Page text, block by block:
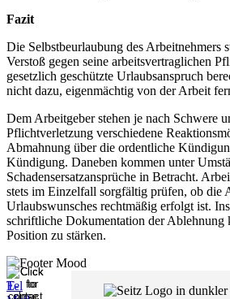
Fazit
Die Selbstbeurlaubung des Arbeitnehmers
Verstoß gegen seine arbeitsvertraglichen
gesetzlich geschützte Urlaubsanspruch
nicht dazu, eigenmächtig von der Arbeit
Dem Arbeitgeber stehen je nach Schwere
Pflichtverletzung verschiedene
Abmahnung über die ordentliche
Kündigung. Daneben kommen unter
Schadensersatzansprüche in Betracht.
stets im Einzelfall sorgfältig prüfen, ob die
Urlaubswunsches rechtmäßig erfolgt ist.
schriftliche Dokumentation der Ablehnung
Position zu stärken.